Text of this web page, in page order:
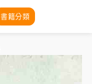
書籍分類